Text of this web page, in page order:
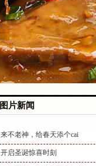
图片新闻
来不老神，给春天添个cai
开启圣诞惊喜时刻